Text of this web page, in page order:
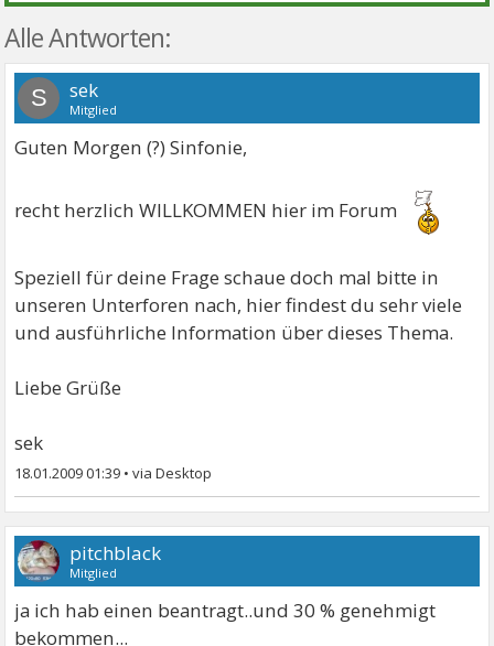
Alle Antworten:
S sek
Mitglied
Guten Morgen (?) Sinfonie,
recht herzlich WILLKOMMEN hier im Forum
Speziell für deine Frage schaue doch mal bitte in
unseren Unterforen nach, hier findest du sehr viele
und ausführliche Information über dieses Thema.
Liebe Grüße
sek
18.01.2009 01:39 •
pitchblack
Mitglied
ja ich hab einen beantragt..und 30 % genehmigt
bekommen...